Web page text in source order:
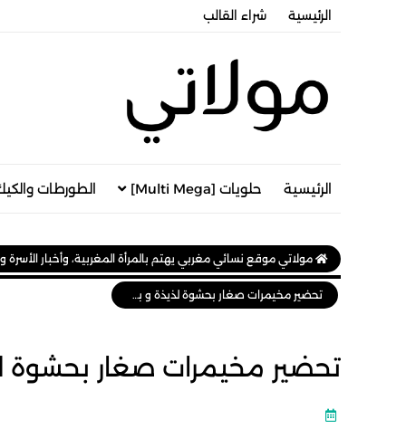
الرئيسية شراء القالب
الرئيسية حلويات [Multi Mega] الطورطات
مولاتي موقع نسائي مغربي يهتم بالمرأة المغربية، وأخبار الأسرة
تحضير مخيمرات صغار بحشوة لذيذة و بسيطة
تحضير مخيمرات صغار بحشوة